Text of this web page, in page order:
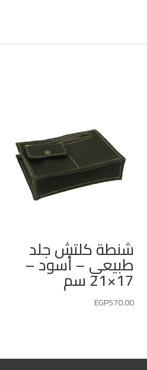
شنطة كلتش جلد
طبيعي – أسود –
17×21 سم
EGP570.00